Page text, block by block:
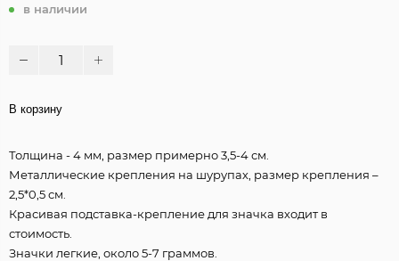
в наличии
В корзину
Толщина - 4 мм, размер примерно 3,5-4 см.
Металлические крепления на шурупах, размер крепления –
2,5*0,5 см.
Красивая подставка-крепление для значка входит в
стоимость.
Значки легкие, около 5-7 граммов.